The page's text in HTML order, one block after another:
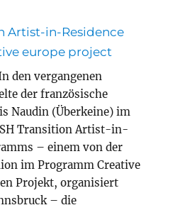
Artist-in-Residence
europe project
den vergangenen
der französische
Naudin (Überkeine) im
Transition Artist-in-
– einem von der
im Programm Creative
Projekt, organisiert
– die